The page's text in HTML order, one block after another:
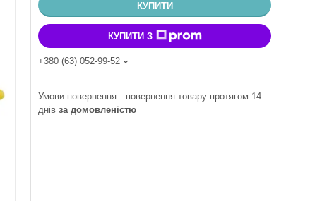
КУПИТИ
КУПИТИ З
+380 (63) 052-99-52
повернення товару протягом 14
днів за домовленістю